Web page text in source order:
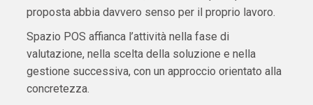
proposta abbia davvero senso per il proprio lavoro.
Spazio POS affianca l’attività nella fase di
valutazione, nella scelta della soluzione e nella
gestione successiva, con un approccio orientato alla
concretezza.